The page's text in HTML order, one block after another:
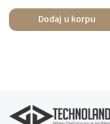
Dodaj u korpu